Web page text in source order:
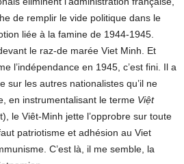
de remplir le vide politique dans le
liée à la famine de 1944-1945.
le raz-de marée Viet Minh. Et
l’indépendance en 1945, c’est fini. Il a
sur les autres nationalistes qu’il ne
en instrumentalisant le terme Việt
le Viêt-Minh jette l’opprobre sur toute
patriotisme et adhésion au Viet
C’est là, il me semble, la